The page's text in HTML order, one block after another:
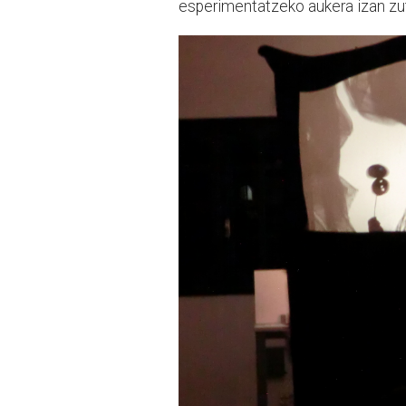
esperimentatzeko aukera izan